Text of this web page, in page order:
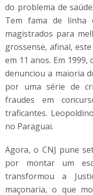
do problema de
Tem fama de linha
magistrados para
grossense, afinal,
em 11 anos. Em
denunciou a maioria
por uma série de
fraudes em
traficantes.
no Paraguai.
Agora, o CNJ pune
por montar um
transformou a
maçonaria, o que